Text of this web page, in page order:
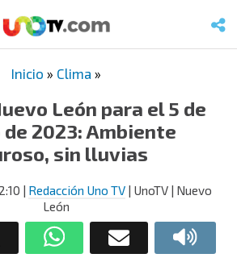
Inicio » Clima »
León para el 5 de
2023: Ambiente
sin lluvias
| Redacción Uno TV| UnoTV | Nuevo
León